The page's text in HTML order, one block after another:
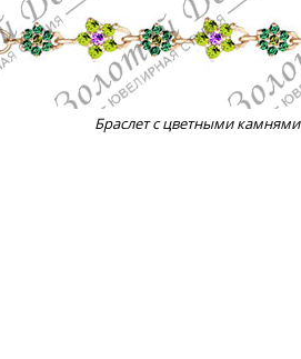
Браслет с цветными камнями